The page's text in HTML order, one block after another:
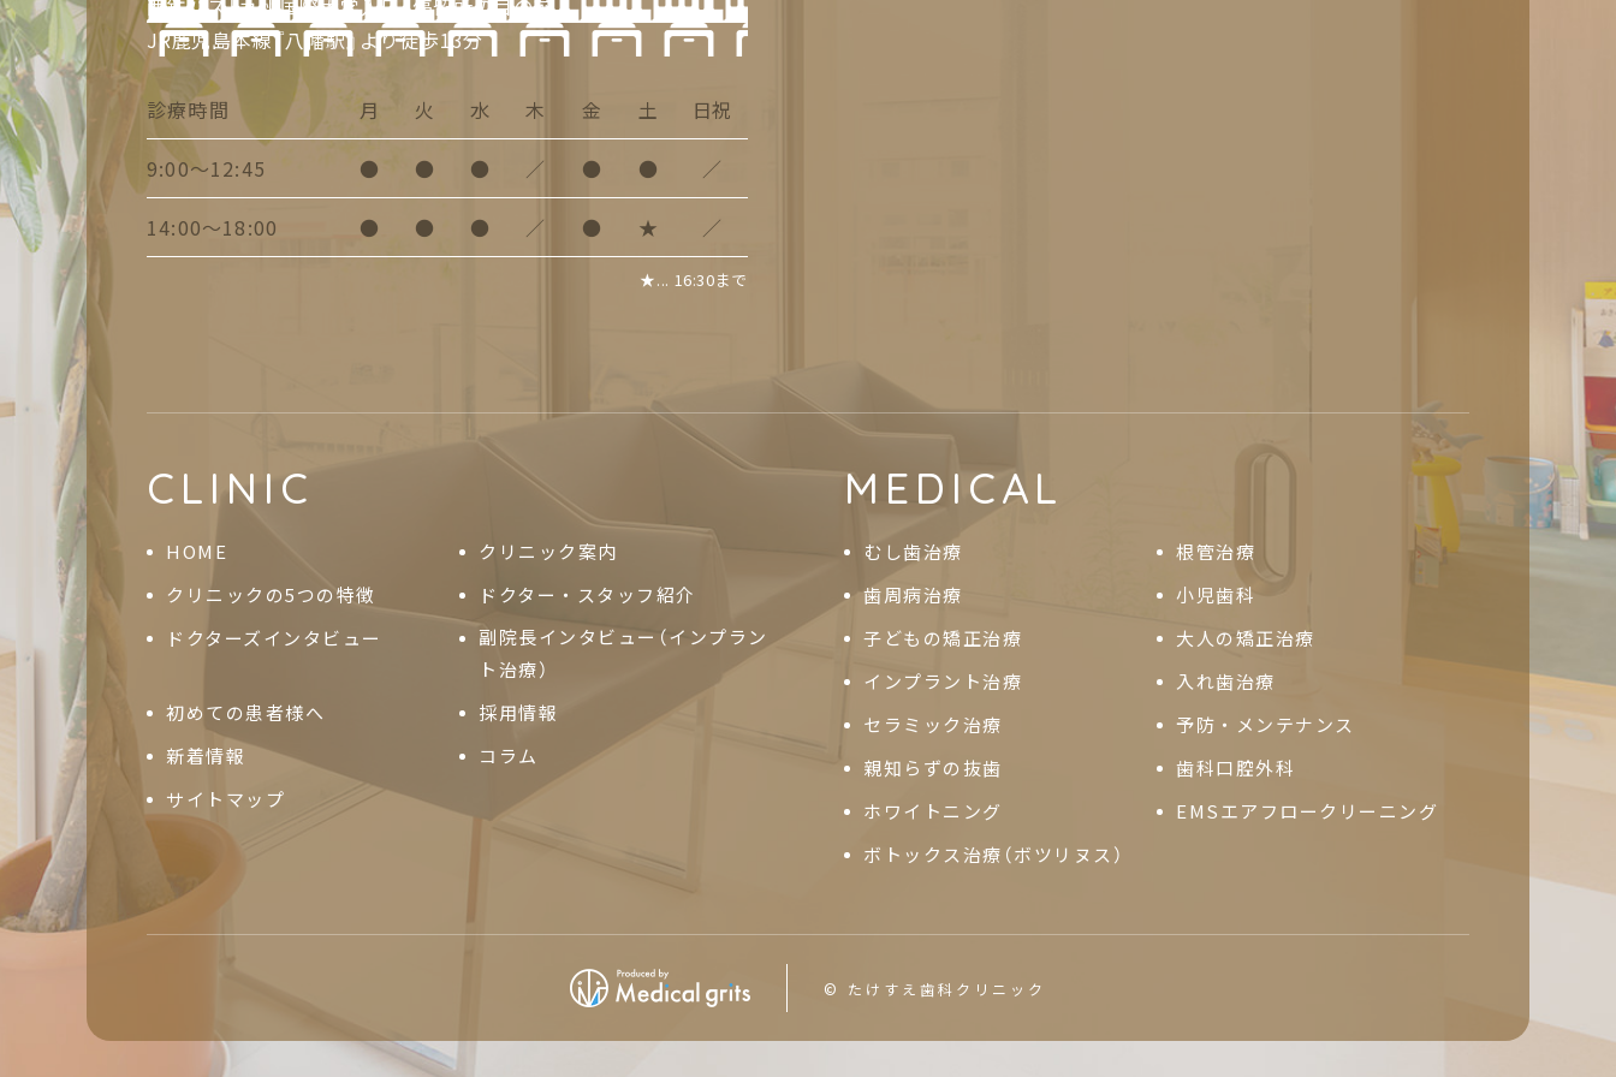
西鉄バス「九州国際大学入口」停留所の目の前
JR鹿児島本線『八幡駅』より徒歩13分
診療時間 月 火 水 木 金 土 日祝
9:00～12:45 ● ● ● ／ ● ● ／
14:00～18:00 ● ● ● ／ ● ★ ／
★... 16:30まで
CLINIC
HOME
クリニック案内
クリニックの5つの特徴
ドクター・スタッフ紹介
ドクターズインタビュー
副院長インタビュー （インプラン
ト治療）
初めての患者様へ
採用情報
新着情報
コラム
サイトマップ
MEDICAL
むし歯治療
根管治療
歯周病治療
小児歯科
子どもの矯正治療
大人の矯正治療
インプラント治療
入れ歯治療
セラミック治療
予防・メンテナンス
親知らずの抜歯
歯科口腔外科
ホワイトニング
EMSエアフロークリーニング
ボトックス治療（ボツリヌス）
© たけすえ歯科クリニック